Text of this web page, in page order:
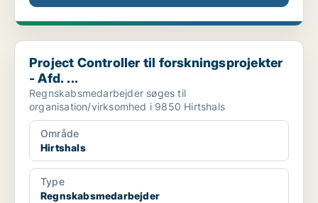
Project Controller til forskningsprojekter - Afd. ...
Project Controller til forskningsprojekter
- Afd. ...
Regnskabsmedarbejder søges til
organisation/virksomhed i 9850 Hirtshals
Område
Hirtshals
Type
Regnskabsmedarbejder